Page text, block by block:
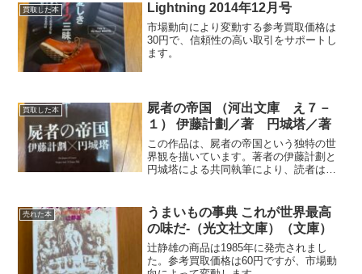
買取した本 Lightning 2014年12月号
市場動向により変動する参考買取価格は
30円で、信頼性の高い取引をサポートし
ます。
買取した本
屍者の帝国 （河出文庫 え７－
１） 伊藤計劃／著 円城塔／著
この作品は、屍者の帝国という独特の世
界観を描いています。著者の伊藤計劃と
円城塔による共同執筆により、読者はそ
動します。
売れた本
うまいもの事典 これが世界最高
の味だ-（光文社文庫）（文庫）
辻静雄の商品は1985年に発売されまし
た。参考買取価格は60円ですが、市場動